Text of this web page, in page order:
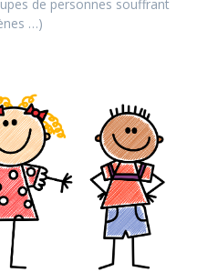
de personnes souffrant
…)